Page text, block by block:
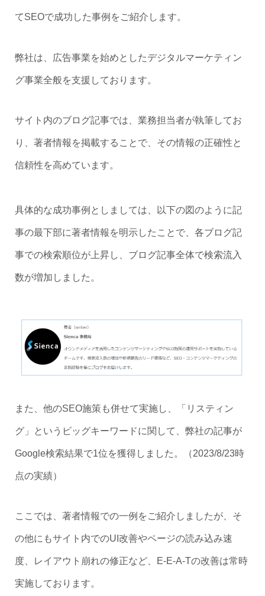
てSEOで成功した事例をご紹介します。
弊社は、広告事業を始めとしたデジタルマーケティン
グ事業全般を支援しております。
サイト内のブログ記事では、業務担当者が執筆してお
り、著者情報を掲載することで、その情報の正確性と
信頼性を高めています。
具体的な成功事例としましては、以下の図のように記
事の最下部に著者情報を明示したことで、各ブログ記
事での検索順位が上昇し、ブログ記事全体で検索流入
数が増加しました。
また、他のSEO施策も併せて実施し、「リスティン
グ」というビッグキーワードに関して、弊社の記事が
Google検索結果で1位を獲得しました。（2023/8/23時
点の実績）
ここでは、著者情報での一例をご紹介しましたが、そ
の他にもサイト内でのUI改善やページの読み込み速
度、レイアウト崩れの修正など、E-E-A-Tの改善は常時
実施しております。